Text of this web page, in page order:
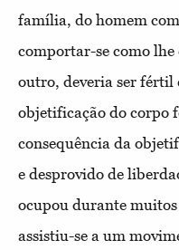
família, do homem
comportar-se como
outro, deveria ser fértil
objetificação do corpo
consequência da
e desprovido de
ocupou durante
assistiu-se a um